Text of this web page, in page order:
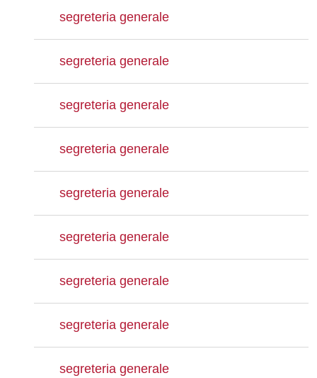
segreteria generale
segreteria generale
segreteria generale
segreteria generale
segreteria generale
segreteria generale
segreteria generale
segreteria generale
segreteria generale